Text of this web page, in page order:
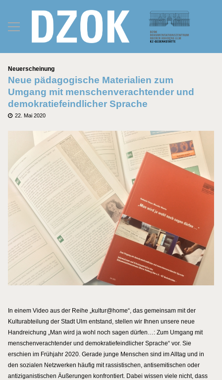
Kategorien
Neuerscheinung
Neue pädagogische Materialien zum
Umgang mit menschenverachtender und
demokratiefeindlicher Sprache
Posted
22. Mai 2020
In einem Video aus der Reihe „kultur@home“, das gemeinsam mit der
Kulturabteilung der Stadt Ulm entstand, stellen wir Ihnen unsere neue
Handreichung „Man wird ja wohl noch sagen dürfen…: Zum Umgang mit
menschenverachtender und demokratiefeindlicher Sprache“ vor. Sie
erschien im Frühjahr 2020. Gerade junge Menschen sind im Alltag und in
den sozialen Netzwerken häufig mit rassistischen, antisemitischen oder
antiziganistischen Äußerungen konfrontiert. Dabei wissen viele nicht, dass